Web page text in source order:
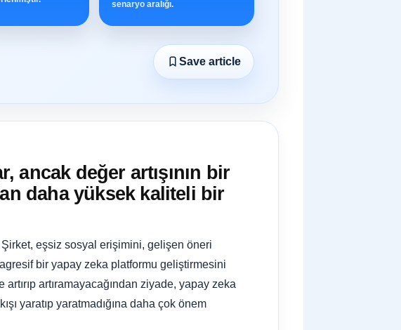
senaryo aralığı.
Save article
ancak değer artışının bir
daha yüksek kaliteli bir
Şirket, eşsiz sosyal erişimini, gelişen öneri
bir yapay zeka platformu geliştirmesini
artıramayacağından ziyade, yapay zeka
yaratıp yaratmadığına daha çok önem